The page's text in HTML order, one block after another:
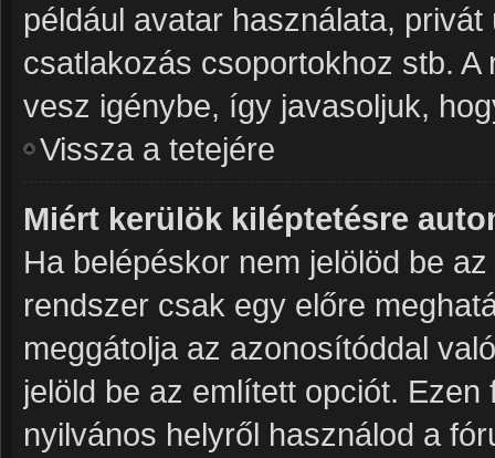
például avatar használata,
csatlakozás csoportokhoz stb.
vesz igénybe, így javasoljuk,
Vissza a tetejére
Miért kerülök kiléptetésre
Ha belépéskor nem jelölöd be az
rendszer csak egy előre
meggátolja az azonosítóddal
jelöld be az említett opciót.
nyilvános helyről használod a